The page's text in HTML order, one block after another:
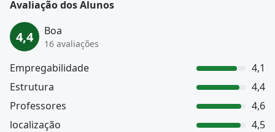
Avaliação dos Alunos
4,4 Boa
16 avaliações
Empregabilidade
4,1
Estrutura
4,4
Professores
4,6
localização
4,5